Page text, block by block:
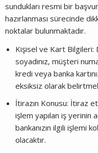
sundukları resmi bir
hazırlanması sürecinde
noktalar bulunmaktadır.
Kişisel ve Kart Bilgileri:
soyadınız, müşteri
kredi veya banka
eksiksiz olarak
İtirazın Konusu: İtiraz
işlem yapılan iş yerinin
bankanızın ilgili işlemi
olacaktır.